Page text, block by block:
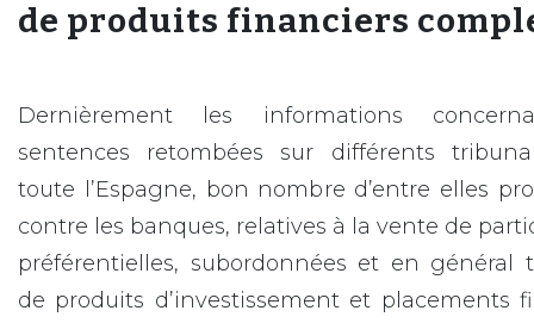
de produits financiers
Dernièrement les informations
sentences retombées sur différents
toute l’Espagne, bon nombre d’entre elles
contre les banques, relatives à la vente de
préférentielles, subordonnées et en général
de produits d’investissement et placements